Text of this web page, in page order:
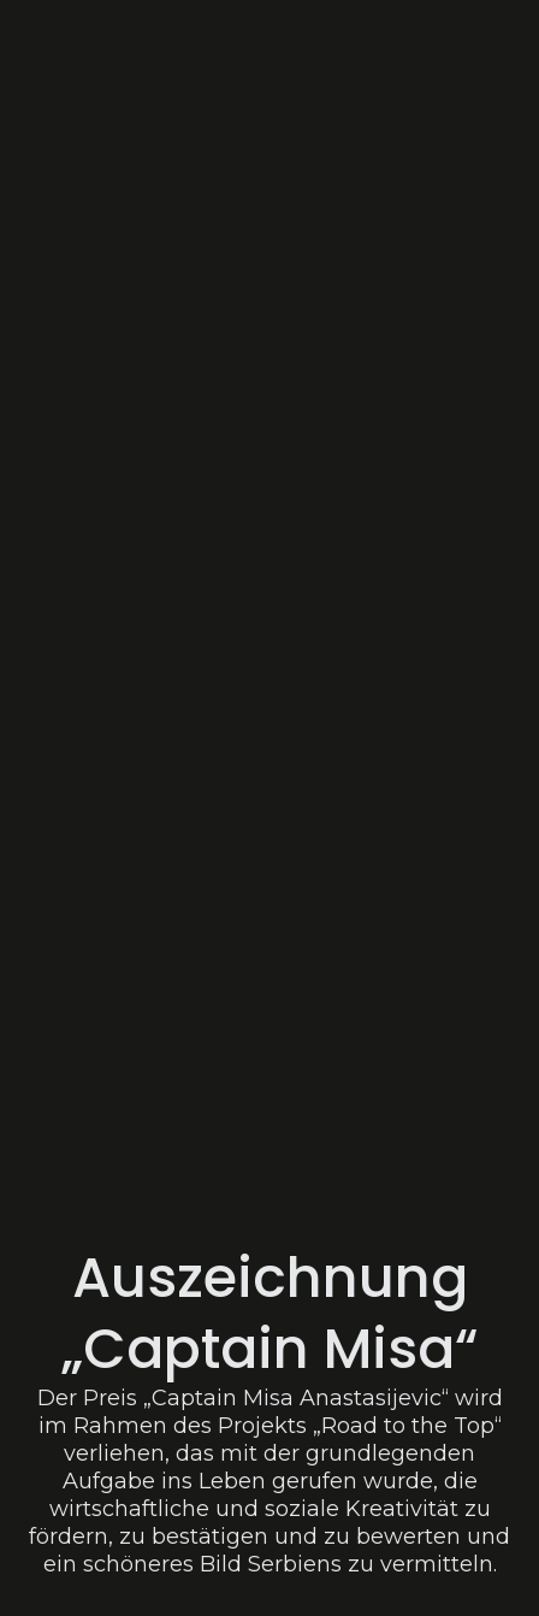
Auszeichnung
„Captain Misa“
Der Preis „Captain Misa Anastasijevic“ wird
im Rahmen des Projekts „Road to the Top“
verliehen, das mit der grundlegenden
Aufgabe ins Leben gerufen wurde, die
wirtschaftliche und soziale Kreativität zu
fördern, zu bestätigen und zu bewerten und
ein schöneres Bild Serbiens zu vermitteln.